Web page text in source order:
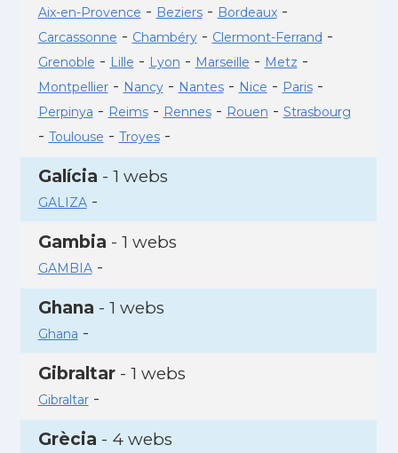
Aix-en-Provence - Beziers- Bordeaux-
Carcassonne - Chambéry- Clermont-Ferrand -
Grenoble - Lille - Lyon - Marseille - Metz -
Montpellier- Nancy- Nantes- Nice - Paris-
Perpinya - Reims- Rennes- Rouen - Strasbourg
- Toulouse - Troyes-
Galícia - 1 webs
GALIZA-
Gambia - 1 webs
GAMBIA-
Ghana - 1 webs
Ghana -
Gibraltar- 1 webs
Gibraltar-
Grècia - 4 webs